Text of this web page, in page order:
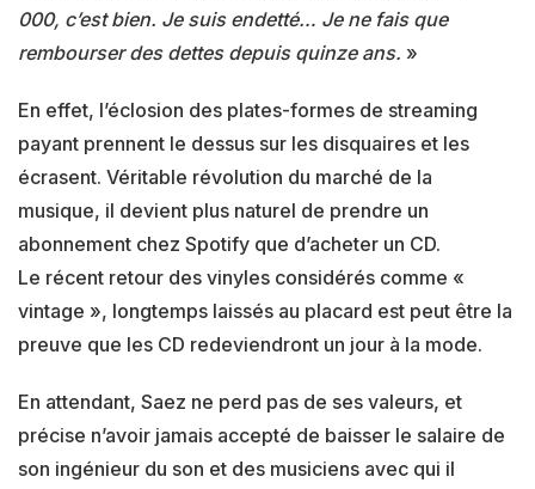
000, c’est bien. Je suis endetté… Je ne fais que
rembourser des dettes depuis quinze ans. »
En effet, l’éclosion des plates-formes de streaming
payant prennent le dessus sur les disquaires et les
écrasent. Véritable révolution du marché de la
musique, il devient plus naturel de prendre un
abonnement chez Spotify que d’acheter un CD.
Le récent retour des vinyles considérés comme «
vintage », longtemps laissés au placard est peut être la
preuve que les CD redeviendront un jour à la mode.
En attendant, Saez ne perd pas de ses valeurs, et
précise n’avoir jamais accepté de baisser le salaire de
son ingénieur du son et des musiciens avec qui il